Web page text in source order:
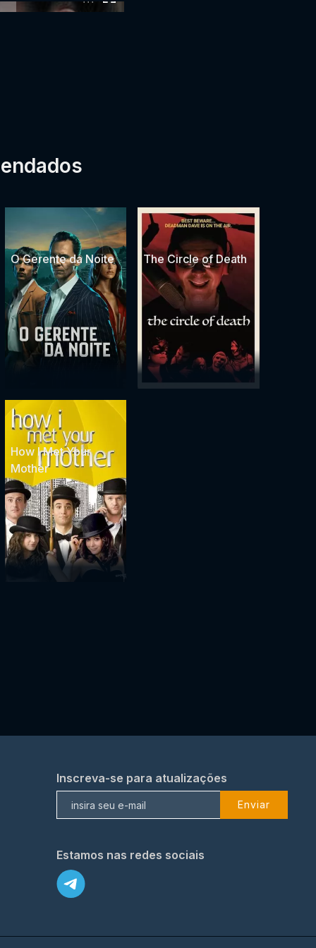
O Gerente da Noite The Circle of Death
How I Met Your
Mother
Inscreva-se para atualizações
Enviar
Estamos nas redes sociais